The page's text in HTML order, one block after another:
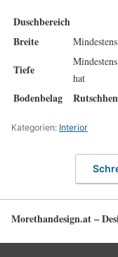
Duschbereich
Breite
Mindestens
Tiefe
Mindestens
hat
Bodenbelag
Kategorien: Interior
Morethandesign.at –